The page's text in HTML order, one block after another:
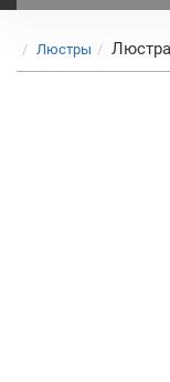
Люстры